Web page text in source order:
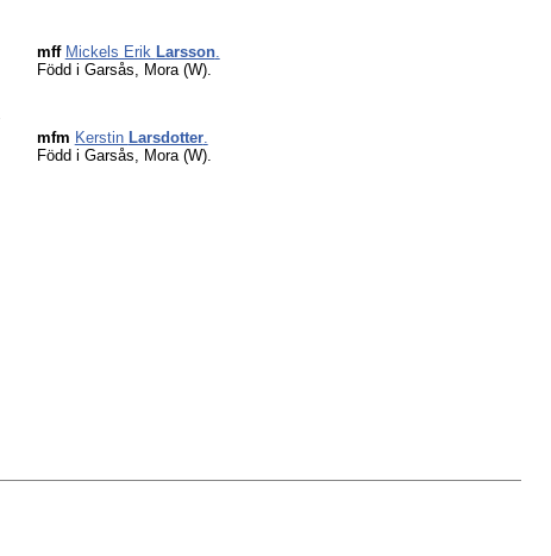
mff Mickels Erik Larsson.
Född i Garsås, Mora (W).
mfm Kerstin Larsdotter.
Född i Garsås, Mora (W).